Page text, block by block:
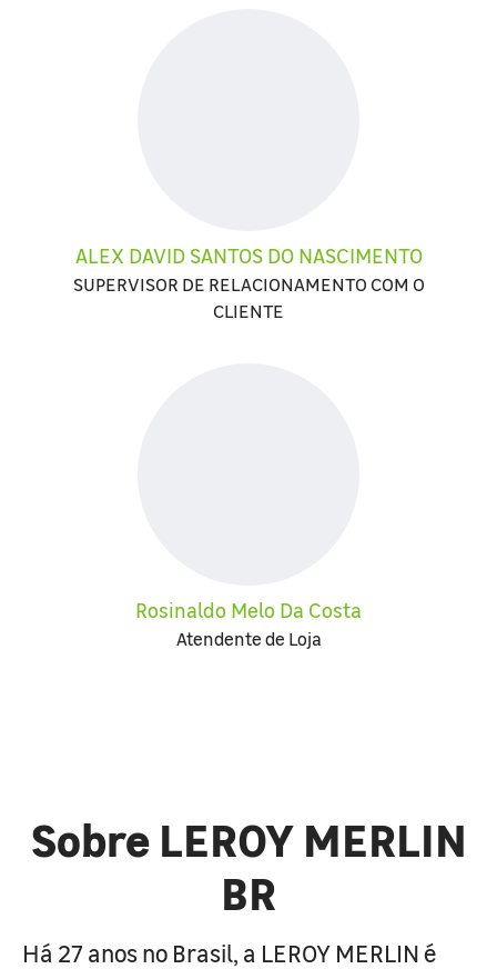
ALEX DAVID SANTOS DO NASCIMENTO
SUPERVISOR DE RELACIONAMENTO COM O
CLIENTE
Rosinaldo Melo Da Costa
Atendente de Loja
Sobre LEROY MERLIN
BR
Há 27 anos no Brasil, a LEROY MERLIN é